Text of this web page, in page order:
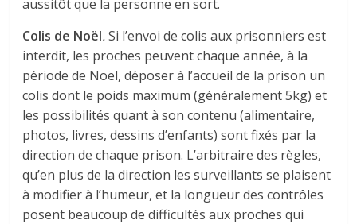
aussitôt que la personne en sort.
Colis de Noël.Si l’envoi de colis aux prisonniers est
interdit, les proches peuvent chaque année, à la
période de Noël, déposer à l’accueil de la prison un
colis dont le poids maximum (généralement 5kg) et
les possibilités quant à son contenu (alimentaire,
photos, livres, dessins d’enfants) sont fixés par la
direction de chaque prison. L’arbitraire des règles,
qu’en plus de la direction les surveillants se plaisent
à modifier à l’humeur, et la longueur des contrôles
posent beaucoup de difficultés aux proches qui